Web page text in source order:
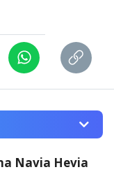
Navia Hevia